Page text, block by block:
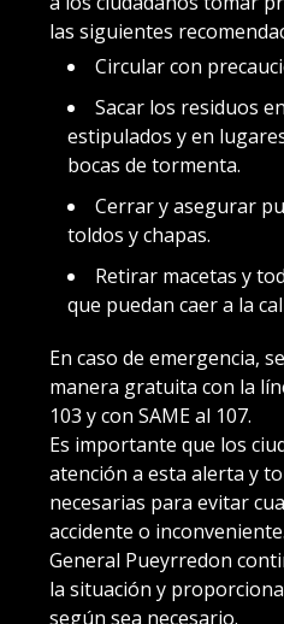
las siguientes
Circular con
Sacar los residuos
estipulados y en
bocas de tormenta.
Cerrar y asegurar
toldos y chapas.
Retirar macetas y
que puedan caer a la
En caso de emergencia,
manera gratuita con la
103 y con SAME al 107.
Es importante que los
atención a esta alerta y
necesarias para evitar
accidente o
General Pueyrredon
la situación y
según sea necesario.